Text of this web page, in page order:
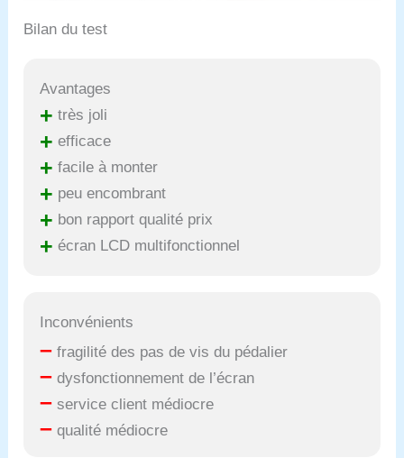
Bilan du test
Avantages
+ très joli
+ efficace
+ facile à monter
+ peu encombrant
+ bon rapport qualité prix
+ écran LCD multifonctionnel
Inconvénients
– fragilité des pas de vis du pédalier
– dysfonctionnement de l’écran
– service client médiocre
– qualité médiocre